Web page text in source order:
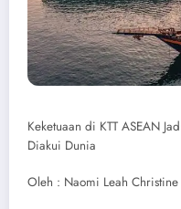
Keketuaan di KTT ASEAN
Diakui Dunia
Oleh : Naomi Leah Christine